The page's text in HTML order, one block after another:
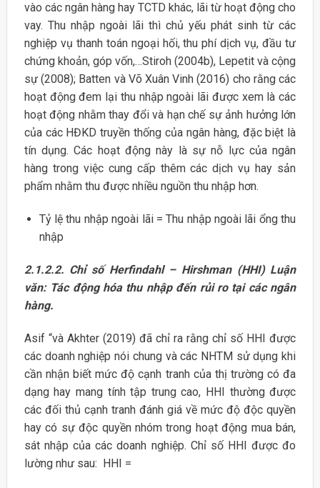
vào các ngân hàng hay TCTD khác, lãi từ hoạt động cho
vay. Thu nhập ngoài lãi thì chủ yếu phát sinh từ các
nghiệp vụ thanh toán ngoại hối, thu phí dịch vụ, đầu tư
chứng khoản, góp vốn,…Stiroh (2004b), Lepetit và cộng
sự (2008); Batten và Võ Xuân Vinh (2016) cho rằng các
hoạt động đem lại thu nhập ngoài lãi được xem là các
hoạt động nhằm thay đổi và hạn chế sự ảnh hưởng lớn
của các HĐKD truyền thống của ngân hàng, đặc biệt là
tín dụng. Các hoạt động này là sự nỗ lực của ngân
hàng trong việc cung cấp thêm các dịch vụ hay sản
phẩm nhằm thu được nhiều nguồn thu nhập hơn.
Tỷ lệ thu nhập ngoài lãi = Thu nhập ngoài lãi ổng thu
nhập
2.1.2.2. Chỉ số Herfindahl – Hirshman (HHI) Luận
văn: Tác động hóa thu nhập đến rủi ro tại các ngân
hàng.
Asif “và Akhter (2019) đã chỉ ra rằng chỉ số HHI được
các doanh nghiệp nói chung và các NHTM sử dụng khi
cần nhận biết mức độ cạnh tranh của thị trường có đa
dạng hay mang tính tập trung cao, HHI thường được
các đối thủ cạnh tranh đánh giá về mức độ độc quyền
hay có sự độc quyền nhóm trong hoạt động mua bán,
sát nhập của các doanh nghiệp. Chỉ số HHI được đo
lường như sau: HHI =